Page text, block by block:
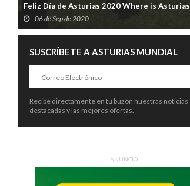
Feliz Día de Asturias 2020 Where is Asturias
06 de Sep de 2020
SUSCRÍBETE A ASTURIAS MUNDIAL
Recibe directamente en tu buzón nuestras noticias
destacadas y las mejores ofertas.
ANUNCIO